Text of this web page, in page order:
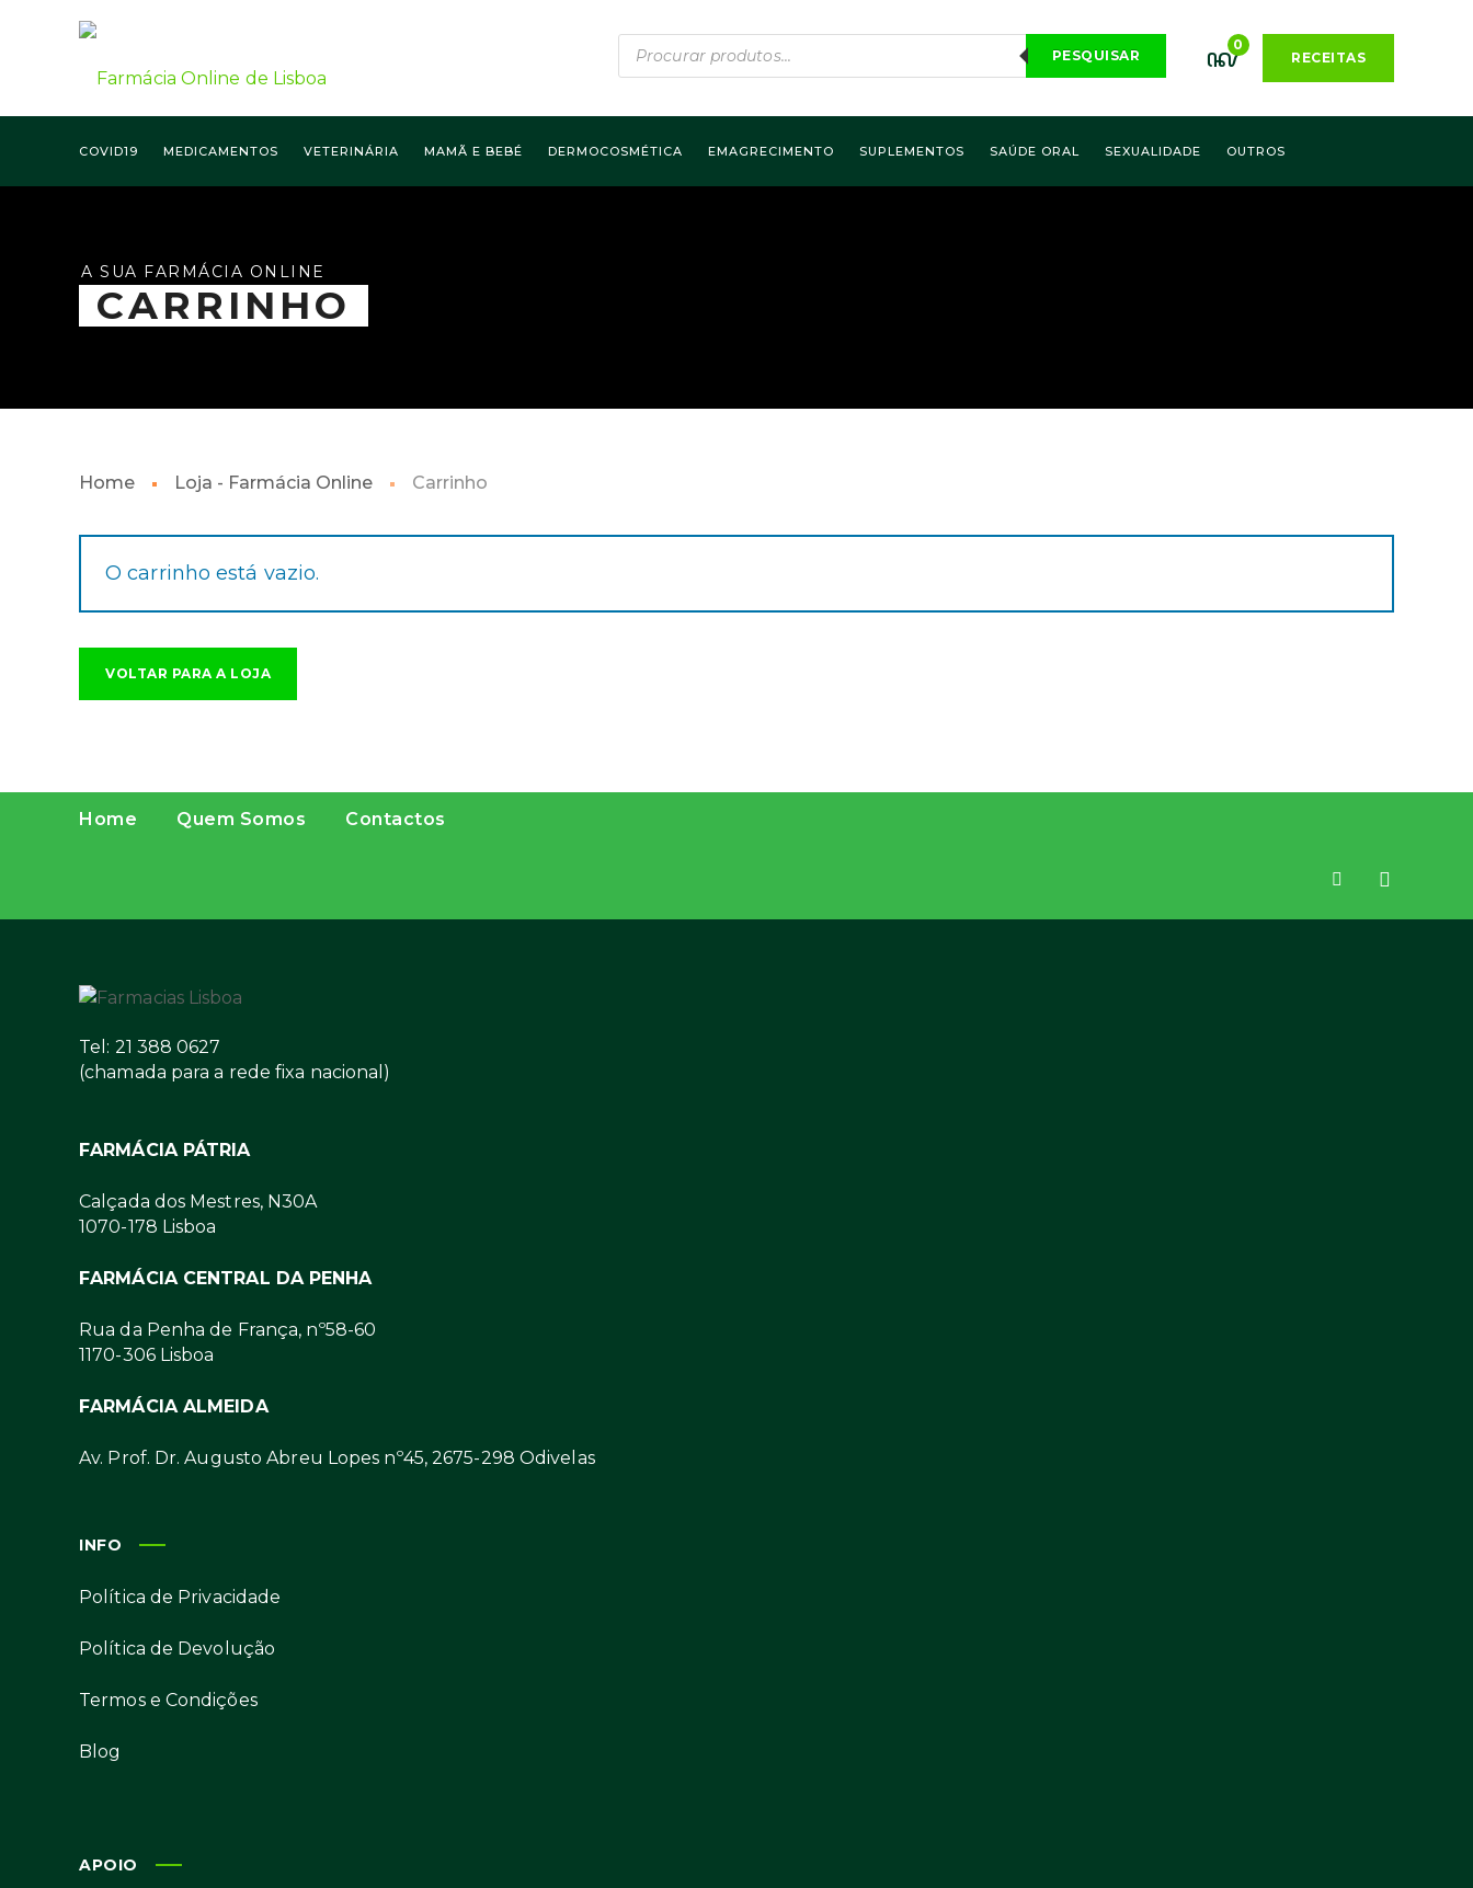
RECEITAS
0
Products
search
PESQUISAR
COVID19 MEDICAMENTOS VETERINÁRIA MAMÃ E BEBÉ DERMOCOSMÉTICA EMAGRECIMENTO SUPLEMENTOS SAÚDE ORAL SEXUALIDADE OUTROS
A SUA FARMÁCIA ONLINE
CARRINHO
Home Loja - Farmácia Online Carrinho
O carrinho está vazio.
VOLTAR PARA A LOJA
Home Quem Somos Contactos
Tel: 21 388 0627
(chamada para a rede fixa nacional)
FARMÁCIA PÁTRIA
Calçada dos Mestres, N30A
1070-178 Lisboa
FARMÁCIA CENTRAL DA PENHA
Rua da Penha de França, nº58-60
1170-306 Lisboa
FARMÁCIA ALMEIDA
Av. Prof. Dr. Augusto Abreu Lopes nº45, 2675-298 Odivelas
INFO
Política de Privacidade
Política de Devolução
Termos e Condições
Blog
APOIO